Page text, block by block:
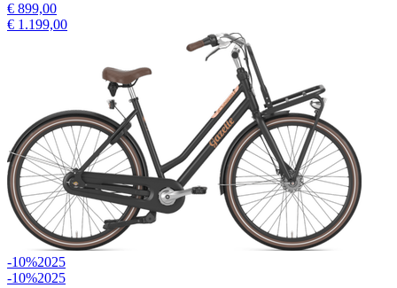
€ 899,00
€ 1.199,00
-10%2025
-10%2025